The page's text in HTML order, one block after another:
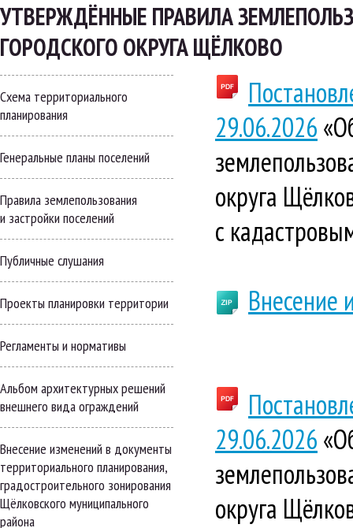
УТВЕРЖДЁННЫЕ ПРАВИЛА
ГОРОДСКОГО ОКРУГА ЩЁЛКОВО
Схема территориального
планирования
Генеральные планы поселений
Правила землепользования
и застройки поселений
Публичные слушания
Проекты планировки территории
Регламенты и нормативы
Альбом архитектурных решений
внешнего вида ограждений
Внесение изменений в документы
территориального планирования,
градостроительного зонирования
Щёлковского муниципального
района
29.06.2026
округа
с
Внесение
29.06.2026
округа